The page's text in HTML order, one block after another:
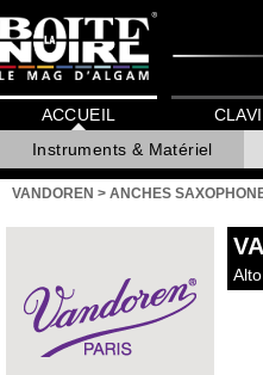
ACCUEIL
Instruments & Matériel
VANDOREN > ANCHES